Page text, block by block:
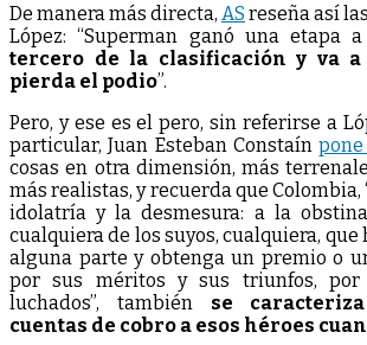
De manera más directa, AS reseña así
López: “Superman ganó una etapa
tercero de la clasificación y va
pierda el podio”.
Pero, y ese es el pero, sin referirse a
particular, Juan Esteban Constaín
cosas en otra dimensión, más
más realistas, y recuerda que Colombia,
idolatría y la desmesura: a la
cualquiera de los suyos, cualquiera, que
alguna parte y obtenga un premio o
por sus méritos y sus triunfos,
luchados”, también se
cuentas de cobro a esos héroes